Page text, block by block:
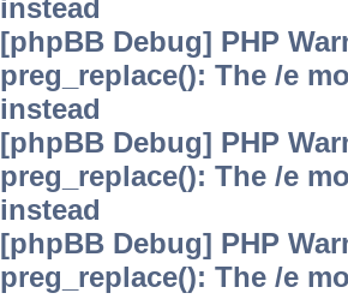
instead
[phpBB Debug] PHP
preg_replace(): The /e
instead
[phpBB Debug] PHP
preg_replace(): The /e
instead
[phpBB Debug] PHP
preg_replace(): The /e